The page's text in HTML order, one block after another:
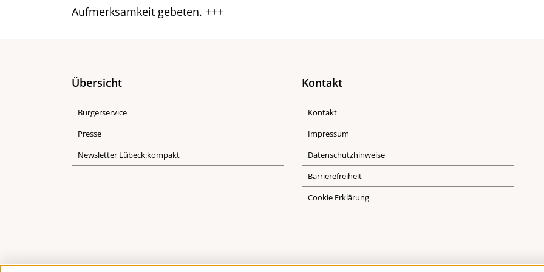
Aufmerksamkeit gebeten. +++
Übersicht
Bürgerservice
Presse
Newsletter Lübeck:kompakt
Kontakt
Kontakt
Impressum
Datenschutzhinweise
Barrierefreiheit
Cookie Erklärung